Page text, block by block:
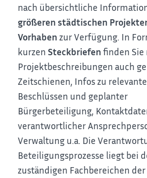
nach übersichtliche
größeren städtischen
Vorhabenzur Verfügung. In
kurzenSteckbriefenfinden Sie
Projektbeschreibungen auch
Zeitschienen, Infos zu
Beschlüssen und geplanter
Bürgerbeteiligung,
verantwortlicher
Verwaltung u.a. Die
Beteiligungsprozesse liegt bei
zuständigen Fachbereichen der